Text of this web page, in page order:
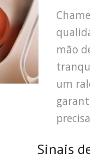
mão
um
Sinais